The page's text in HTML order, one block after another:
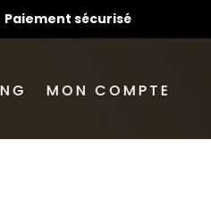
Paiement sécurisé
MON COMPTE